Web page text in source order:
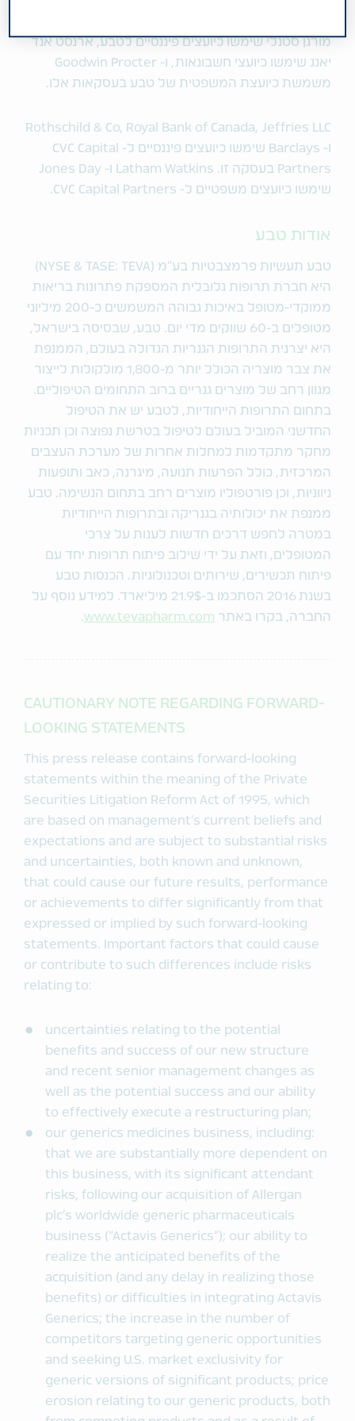
מורגן סטנלי שימשו כיועצים פיננסיים לטבע, ארנסט אנד
יאנג שימשו כיועצי חשבונאות, ו- Goodwin Procter
משמשת כיועצת המשפטית של טבע בעסקאות אלו.
Rothschild & Co, Royal Bank of Canada, Jeffries LLC
ו- Barclays שימשו כיועצים פיננסיים ל- CVC Capital
Partners בעסקה זו. Latham Watkins ו- Jones Day
שימשו כיועצים משפטיים ל- CVC Capital Partners.
אודות טבע
טבע תעשיות פרמצבטיות בע"מ (NYSE & TASE: TEVA)
היא חברת תרופות גלובלית המספקת פתרונות בריאות
ממוקדי-מטופל באיכות גבוהה המשמשים כ-200 מיליוני
מטופלים ב-60 שווקים מדי יום. טבע, שבסיסה בישראל,
היא יצרנית התרופות הגנריות הגדולה בעולם, הממנפת
את צבר מוצריה הכולל יותר מ-1,800 מולקולות לייצור
מגוון רחב של מוצרים גנריים ברוב התחומים הטיפוליים.
בתחום התרופות הייחודיות, לטבע יש את הטיפול
החדשני המוביל בעולם לטיפול בטרשת נפוצה וכן תכניות
מחקר מתקדמות למחלות אחרות של מערכת העצבים
המרכזית, כולל הפרעות תנועה, מיגרנה, כאב ותופעות
ניווניות, וכן פורטפוליו מוצרים רחב בתחום הנשימה. טבע
ממנפת את יכולותיה בגנריקה ובתרופות הייחודיות
במטרה לחפש דרכים חדשות לענות על צרכי
המטופלים, וזאת על ידי שילוב פיתוח תרופות יחד עם
פיתוח תכשירים, שירותים וטכנולוגיות. הכנסות טבע
בשנת 2016 הסתכמו ב-21.9$ מיליארד. למידע נוסף על
החברה, בקרו באתר www.tevapharm.com
.
CAUTIONARY NOTE REGARDING FORWARD-
LOOKING STATEMENTS
This press release contains forward-looking
statements within the meaning of the Private
Securities Litigation Reform Act of 1995, which
are based on management’s current beliefs and
expectations and are subject to substantial risks
and uncertainties, both known and unknown,
that could cause our future results, performance
or achievements to differ significantly from that
expressed or implied by such forward-looking
statements. Important factors that could cause
or contribute to such differences include risks
relating to:
uncertainties relating to the potential
benefits and success of our new structure
and recent senior management changes as
well as the potential success and our ability
to effectively execute a restructuring plan;
our generics medicines business, including:
that we are substantially more dependent on
this business, with its significant attendant
risks, following our acquisition of Allergan
plc’s worldwide generic pharmaceuticals
business (“Actavis Generics”); our ability to
realize the anticipated benefits of the
acquisition (and any delay in realizing those
benefits) or difficulties in integrating Actavis
Generics; the increase in the number of
competitors targeting generic opportunities
and seeking U.S. market exclusivity for
generic versions of significant products; price
erosion relating to our generic products, both